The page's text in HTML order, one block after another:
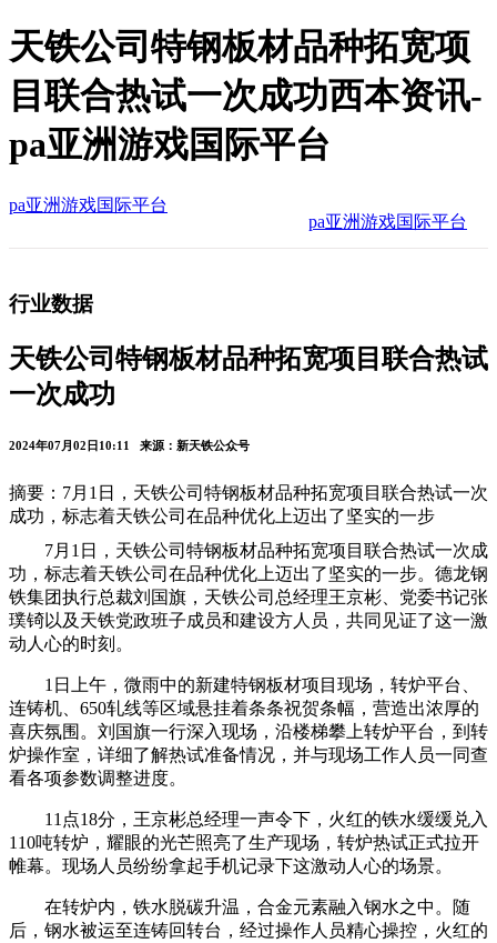
天铁公司特钢板材品种拓宽项
目联合热试一次成功西本资讯-
pa亚洲游戏国际平台
pa亚洲游戏国际平台
pa亚洲游戏国际平台
行业数据
天铁公司特钢板材品种拓宽项目联合热试
一次成功
2024年07月02日10:11 来源：新天铁公众号
摘要：7月1日，天铁公司特钢板材品种拓宽项目联合热试一次
成功，标志着天铁公司在品种优化上迈出了坚实的一步
7月1日，天铁公司特钢板材品种拓宽项目联合热试一次成
功，标志着天铁公司在品种优化上迈出了坚实的一步。德龙钢
铁集团执行总裁刘国旗，天铁公司总经理王京彬、党委书记张
璞锜以及天铁党政班子成员和建设方人员，共同见证了这一激
动人心的时刻。
1日上午，微雨中的新建特钢板材项目现场，转炉平台、
连铸机、650轧线等区域悬挂着条条祝贺条幅，营造出浓厚的
喜庆氛围。刘国旗一行深入现场，沿楼梯攀上转炉平台，到转
炉操作室，详细了解热试准备情况，并与现场工作人员一同查
看各项参数调整进度。
11点18分，王京彬总经理一声令下，火红的铁水缓缓兑入
110吨转炉，耀眼的光芒照亮了生产现场，转炉热试正式拉开
帷幕。现场人员纷纷拿起手机记录下这激动人心的场景。
在转炉内，铁水脱碳升温，合金元素融入钢水之中。随
后，钢水被运至连铸回转台，经过操作人员精心操控，火红的